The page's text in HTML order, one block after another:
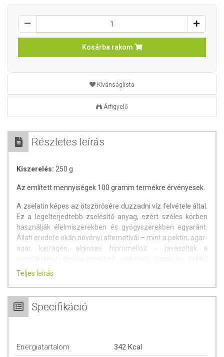
Kosárba rakom
Kívánságlista
Árfigyelő
Részletes leírás
Kiszerelés: 250 g
Az említett mennyiségek 100 gramm termékre érvényesek.
A zselatin képes az ötszörösére duzzadni víz felvétele által.
Ez a legelterjedtebb zselésítő anyag, ezért széles körben
használják élelmiszerekben és gyógyszerekben egyaránt.
Állati eredete okán növényi alternatívái – mint a pektin, agar-
agar, karragén, alginsav, hipromellóz – javasoltak a
előírások (kóser, halal) betartásához.
Leggyakrabban fagylaltokban és lekvárokban
található meg. Diétás készítményekben a zsírok
helyettesítésére is alkalmazzák, mivel alacsony
lenyelését.
Teljes leírás
Specifikáció
Energiatartalom
342 Kcal